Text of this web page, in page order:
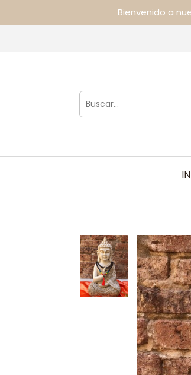
Bienvenido a